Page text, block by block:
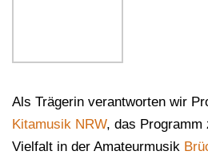
Als Trägerin verantworten wir
Kitamusik NRW, das Programm
Vielfalt in der Amateurmusik